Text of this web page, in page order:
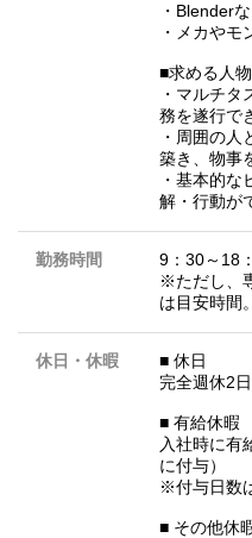
・Blender
・メカや
■求める人
・マルチ
務を遂行で
・周囲の人
築き、物事
・基本的
解・行動が
勤務時間
9：30～18
※ただし、
は目安時間。
休日・休暇
■ 休日
完全週休2
■ 有給休暇
入社時に有
に付与）
※付与日数
■ その他休